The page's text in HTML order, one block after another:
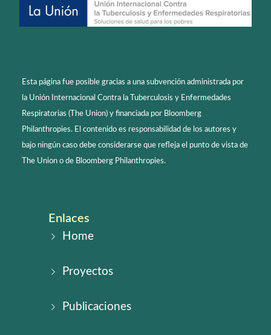
Esta página fue posible gracias a una subvención administrada por
la Unión Internacional Contra la Tuberculosis y Enfermedades
Respiratorias (The Union) y financiada por Bloomberg
Philanthropies. El contenido es responsabilidad de los autores y
bajo ningún caso debe considerarse que refleja el punto de vista de
The Union o de Bloomberg Philanthropies.
Enlaces
Home
Proyectos
Publicaciones